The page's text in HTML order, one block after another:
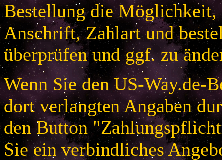
Bestellung die Möglichkeit,
Anschrift, Zahlart und
überprüfen und ggf. zu
Wenn Sie den US-Way.de-
dort verlangten Angaben
den Button
Sie ein verbindliches